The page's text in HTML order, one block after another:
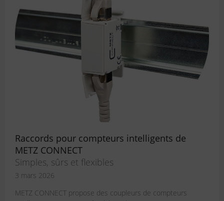
Raccords pour compteurs intelligents de
METZ CONNECT
Simples, sûrs et flexibles
3 mars 2026
METZ CONNECT propose des coupleurs de compteurs